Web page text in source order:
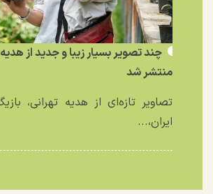
چند تصویر بسیار زیبا و جدید از
منتشر شد
تصاویر تازه‌ای از هدیه تهرانی،
ایران،...